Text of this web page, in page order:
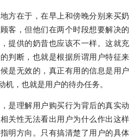
方在于，在早上和傍晚分别来买奶
客，但他们在两个时段想要解决的
提供的奶昔也应该不一样。这就充
判断，也就是根据所谓用户特征来
是无效的，真正有用的信息是用户
机，也就是用户的待办任务。
是理解用户购买行为背后的真实动
关性无法看出用户为什么作出这样
明方向。只有搞清楚了用户的具体